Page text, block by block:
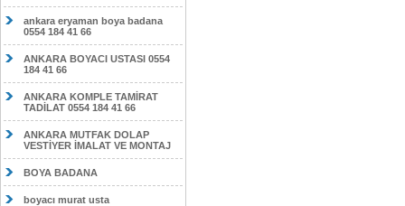
ankara eryaman boya badana
0554 184 41 66
ANKARA BOYACI USTASI 0554
184 41 66
ANKARA KOMPLE TAMİRAT
TADİLAT 0554 184 41 66
ANKARA MUTFAK DOLAP
VESTİYER İMALAT VE MONTAJ
BOYA BADANA
boyacı murat usta